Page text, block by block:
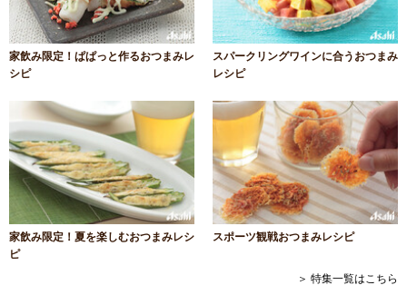
家飲み限定！ぱぱっと作るおつまみレ
シピ
スパークリングワインに合うおつまみ
レシピ
家飲み限定！夏を楽しむおつまみレシ
ピ
スポーツ観戦おつまみレシピ
＞ 特集一覧はこちら